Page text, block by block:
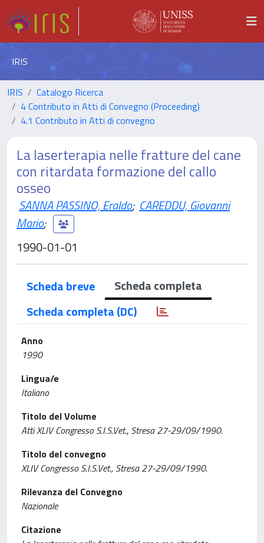
IRIS
IRIS
Catalogo Ricerca
4 Contributo in Atti di Convegno (Proceeding)
4.1 Contributo in Atti di convegno
La laserterapia nelle fratture del cane
con ritardata formazione del callo
osseo
SANNA PASSINO, Eraldo; CAREDDU, Giovanni
Mario;
1990-01-01
Scheda breve
Scheda completa
Scheda completa (DC)
Anno
1990
Lingua/e
Italiano
Titolo del Volume
Atti XLIV Congresso S.I.S.Vet., Stresa 27-29/09/1990.
Titolo del convegno
XLIV Congresso S.I.S.Vet., Stresa 27-29/09/1990.
Rilevanza del Convegno
Nazionale
Citazione